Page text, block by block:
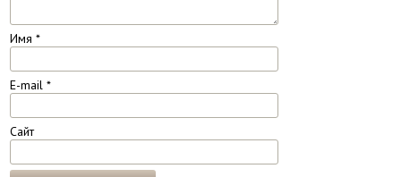
Имя *
E-mail *
Сайт